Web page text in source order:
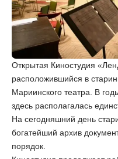
Открытая Киностудия
расположившийся в
Мариинского театра. В
здесь располагалась
На сегодняшний день
богатейший архив
порядок.